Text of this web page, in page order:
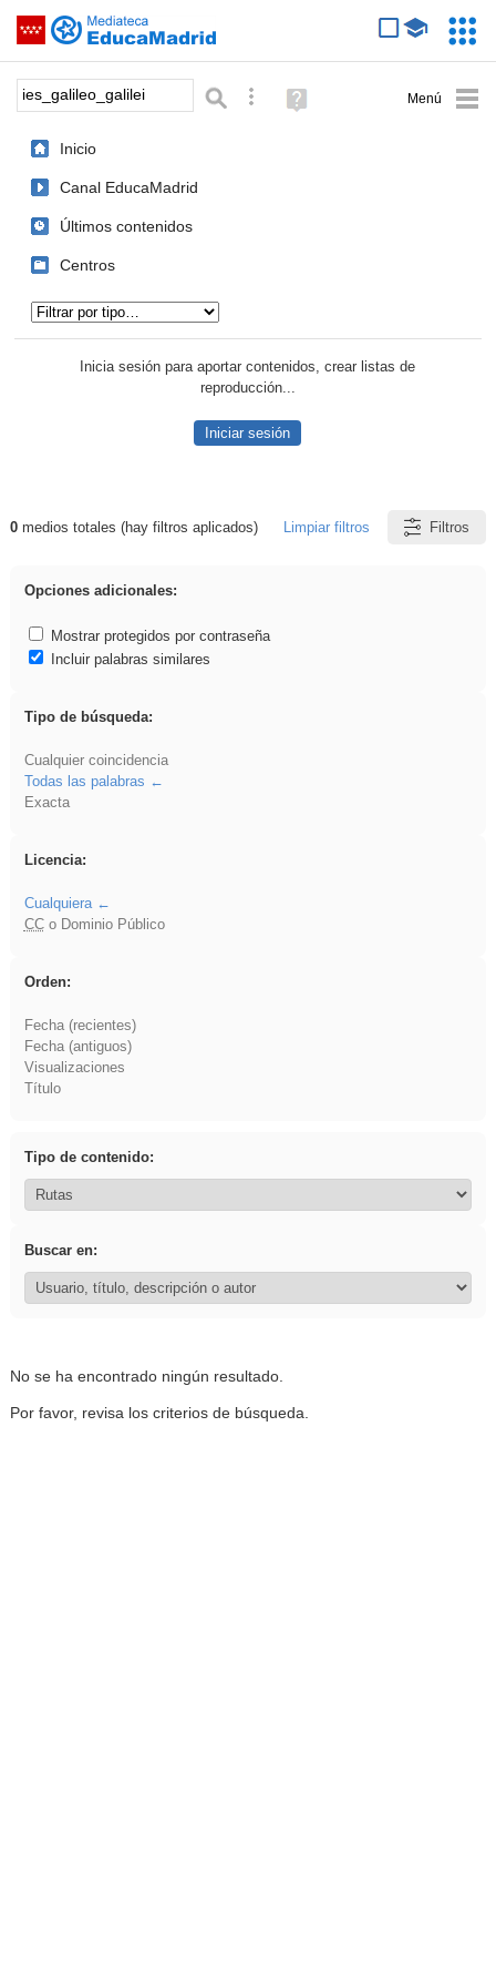
Saltar navegación
Palabra o frase: Búsqueda avanzada
Ayuda
(en
Inicio
Canal EducaMadrid
Últimos contenidos
Centros
Inicia sesión para aportar contenidos, crear listas de
reproducción...
Iniciar sesión
Resultados de: ies_galileo_galilei
0medios totales (hay filtros aplicados) Limpiar filtros Filtros
Opciones adicionales:
Mostrar protegidos por contraseña
Incluir palabras similares
Tipo de búsqueda:
Cualquier coincidencia
Todas las palabras
Exacta
Licencia:
Cualquiera
CCo Dominio Público
Orden:
Fecha (recientes)
Fecha (antiguos)
Visualizaciones
Título
Tipo de contenido:
Buscar en:
No se ha encontrado ningún resultado.
Por favor, revisa los criterios de búsqueda.